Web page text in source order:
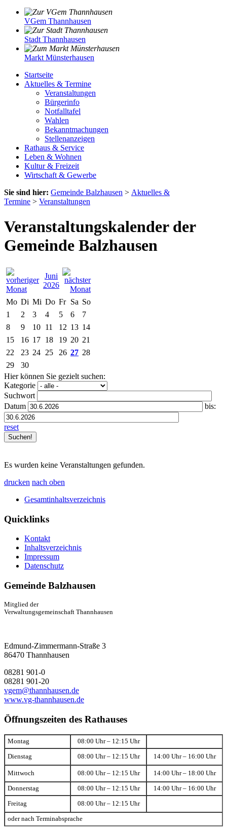
VGem Thannhausen
Stadt Thannhausen
Markt Münsterhausen
Startseite
Aktuelles & Termine
Veranstaltungen
Bürgerinfo
Notfalltafel
Wahlen
Bekanntmachungen
Stellenanzeigen
Rathaus & Service
Leben & Wohnen
Kultur & Freizeit
Wirtschaft & Gewerbe
Sie sind hier: Gemeinde Balzhausen > Aktuelles &
Termine > Veranstaltungen
Veranstaltungskalender der
Gemeinde Balzhausen
Juni
2026
Mo Di Mi Do Fr Sa So
1
2 3 4 5 6
7
8
9 10 11 12 13 14
15
16 17 18 19 20 21
22
23 24 25 26 27 28
29
30
Hier können Sie gezielt suchen:
Kategorie
Suchwort
Datum
bis:
reset
Es wurden keine Veranstaltungen gefunden.
drucken nach oben
Gesamtinhaltsverzeichnis
Quicklinks
Kontakt
Inhaltsverzeichnis
Impressum
Datenschutz
Gemeinde Balzhausen
Mitglied der
Verwaltungsgemeinschaft Thannhausen
Edmund-Zimmermann-Straße 3
86470 Thannhausen
08281 901-0
08281 901-20
vgem@thannhausen.de
www.vg-thannhausen.de
Öffnungszeiten des Rathauses
Montag 08:00 Uhr – 12:15 Uhr
Dienstag 08:00 Uhr – 12:15 Uhr 14:00 Uhr – 16:00 Uhr
Mittwoch 08:00 Uhr – 12:15 Uhr 14:00 Uhr – 18:00 Uhr
Donnerstag 08:00 Uhr – 12:15 Uhr 14:00 Uhr – 16:00 Uhr
Freitag 08:00 Uhr – 12:15 Uhr
oder nach Terminabsprache